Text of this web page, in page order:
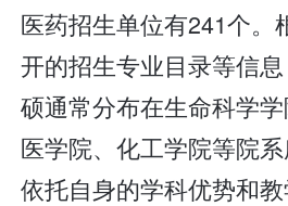
医药招生单位有241个。
开的招生专业目录等信
硕通常分布在生命科学学
医学院、化工学院等院
依托自身的学科优势和